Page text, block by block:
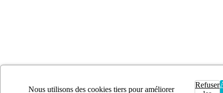
Nous utilisons des cookies tiers pour améliorer
Refuser